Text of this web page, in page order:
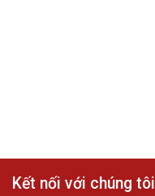
Kết nối với chúng tôi